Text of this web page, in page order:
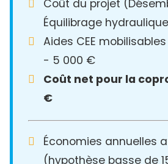
Coût du projet
Équilibrage
Aides CEE
- 5 000 €
Coût net pour la
€
Économies annuelles
(hypothèse basse de